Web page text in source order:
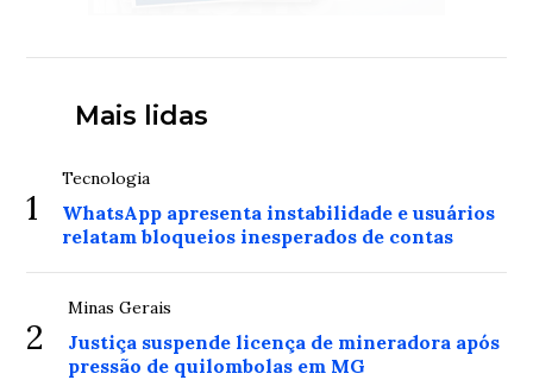
Mais lidas
1
Tecnologia
WhatsApp apresenta instabilidade e usuários
relatam bloqueios inesperados de contas
2
Minas Gerais
Justiça suspende licença de mineradora após
pressão de quilombolas em MG